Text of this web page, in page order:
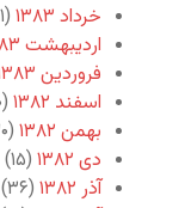
خرداد ۱۳۸۳
(۱۱)
اردیبهشت ۱۳۸۳
فروردین ۱۳۸۳
اسفند ۱۳۸۲
(۲۰)
بهمن ۱۳۸۲
(۳۰)
دی ۱۳۸۲
(۱۵)
آذر ۱۳۸۲
(۳۶)